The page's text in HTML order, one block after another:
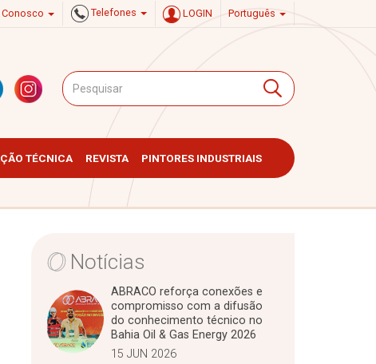
Conosco Telefones LOGIN Português
TÉCNICA REVISTA PINTORES INDUSTRIAIS
Notícias
ABRACO reforça conexões e
compromisso com a difusão
do conhecimento técnico no
Bahia Oil & Gas Energy 2026
15 JUN 2026